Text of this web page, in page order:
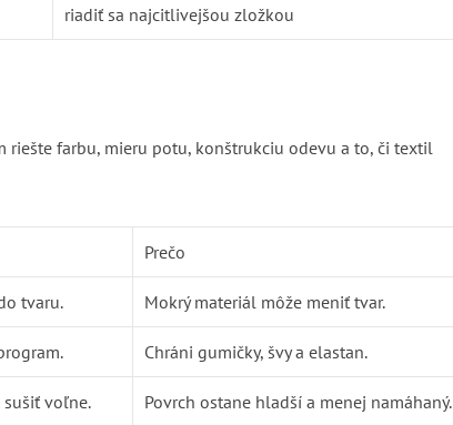
riadiť sa najcitlivejšou zložkou
riešte farbu, mieru potu, konštrukciu odevu a to, či textil
Prečo
tvaru. Mokrý materiál môže meniť tvar.
Chráni gumičky, švy a elastan.
voľne. Povrch ostane hladší a menej namáhaný.